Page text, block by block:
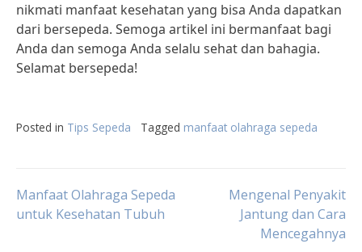
nikmati manfaat kesehatan yang bisa Anda dapatkan
dari bersepeda. Semoga artikel ini bermanfaat bagi
Anda dan semoga Anda selalu sehat dan bahagia.
Selamat bersepeda!
Posted in Tips Sepeda Tagged manfaat olahraga sepeda
Post
Manfaat Olahraga Sepeda
untuk Kesehatan Tubuh
Mengenal Penyakit
Jantung dan Cara
Mencegahnya